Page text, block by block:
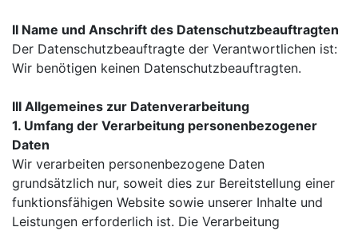
II Name und Anschrift des Datenschutzbeauftragten
Der Datenschutzbeauftragte der Verantwortlichen ist:
Wir benötigen keinen Datenschutzbeauftragten.
III Allgemeines zur Datenverarbeitung
1. Umfang der Verarbeitung personenbezogener
Daten
Wir verarbeiten personenbezogene Daten
grundsätzlich nur, soweit dies zur Bereitstellung einer
funktionsfähigen Website sowie unserer Inhalte und
Leistungen erforderlich ist. Die Verarbeitung